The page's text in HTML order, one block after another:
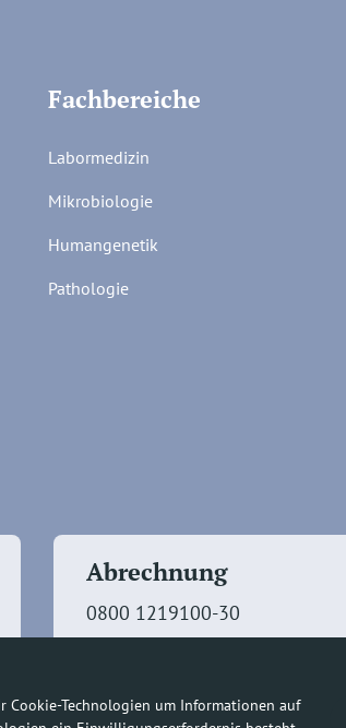
Cookie-Technologien um Informationen auf
Fachbereiche
Labormedizin
Mikrobiologie
Humangenetik
Pathologie
Abrechnung
0800 1219100-30